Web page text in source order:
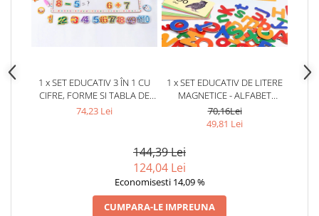
1 x SET EDUCATIV 3 ÎN 1 CU
CIFRE, FORME SI TABLA DE
SCRIS
74,23 Lei
1 x SET EDUCATIV DE LITERE
MAGNETICE - ALFABET
COLORAT PENTRU COPII
70,16Lei
49,81 Lei
144,39 Lei
124,04 Lei
Economisesti 14,09 %
CUMPARA-LE IMPREUNA